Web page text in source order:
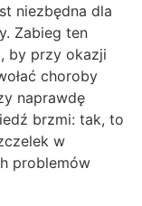
niezbędna dla
Zabieg ten
by przy okazji
choroby
naprawdę
brzmi: tak, to
w
problemów